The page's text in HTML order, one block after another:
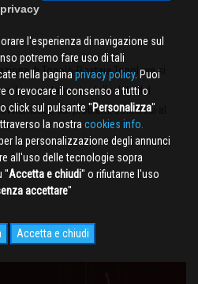
di Topolò-Postaja Topolove si
spostamento delle date dal
dai problemi connessi al
l'esperienza di navigazione sul
potremo fare uso di tali
nella pagina privacy policy. Puoi
o revocare il consenso a tutti o
click sul pulsante ''Personalizza''
la nostra cookies info.
la personalizzazione degli annunci
all'uso delle tecnologie sopra
''Accetta e chiudi'' o rifiutarne l'uso
accettare''
Accetta e chiudi